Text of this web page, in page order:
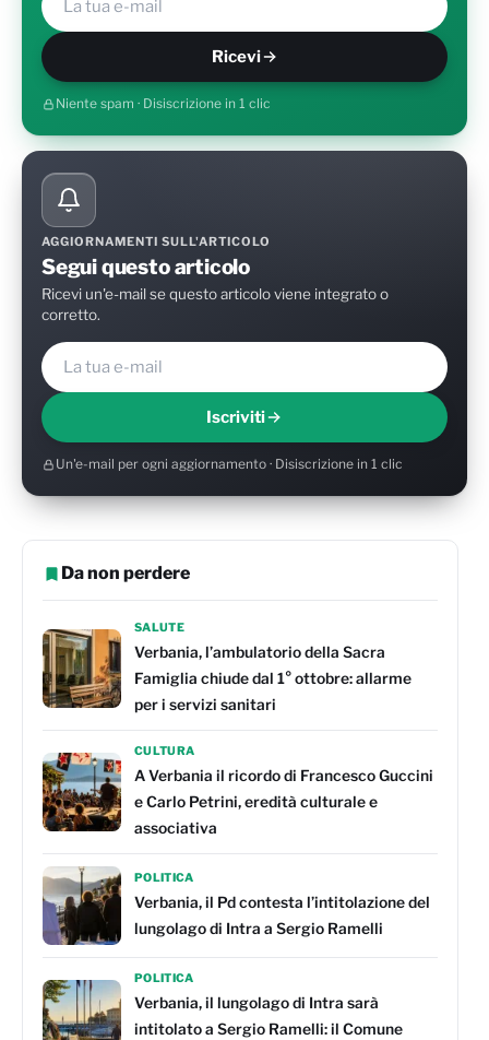
Ricevi
Niente spam · Disiscrizione in 1 clic
AGGIORNAMENTI SULL'ARTICOLO
Segui questo articolo
Ricevi un'e-mail se questo articolo viene integrato o
corretto.
Iscriviti
Un'e-mail per ogni aggiornamento · Disiscrizione in 1 clic
Da non perdere
SALUTE
Verbania, l’ambulatorio della Sacra
Famiglia chiude dal 1° ottobre: allarme
per i servizi sanitari
CULTURA
A Verbania il ricordo di Francesco Guccini
e Carlo Petrini, eredità culturale e
associativa
POLITICA
Verbania, il Pd contesta l’intitolazione del
lungolago di Intra a Sergio Ramelli
POLITICA
Verbania, il lungolago di Intra sarà
intitolato a Sergio Ramelli: il Comune